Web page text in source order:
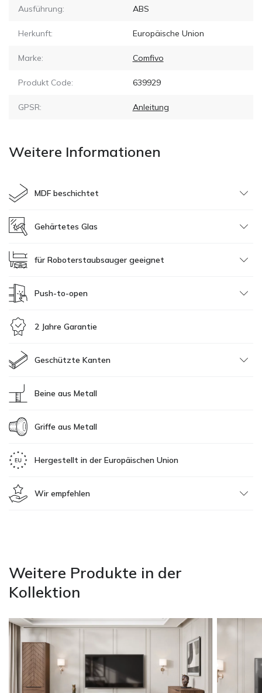
Ausführung: ABS
Herkunft: Europäische Union
Marke: Comfivo
Produkt Code: 639929
GPSR: Anleitung
Weitere Informationen
MDF beschichtet
Gehärtetes Glas
für Roboterstaubsauger geeignet
Push-to-open
2 Jahre Garantie
Geschützte Kanten
Beine aus Metall
Griffe aus Metall
Hergestellt in der Europäischen Union
Wir empfehlen
Weitere Produkte in der
Kollektion